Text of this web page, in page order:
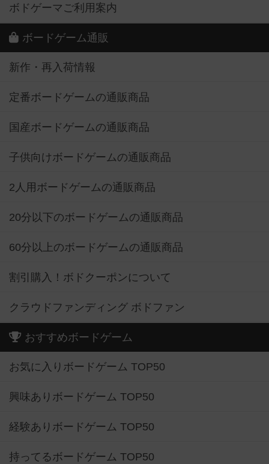
ボドゲーマご利用案内
ボードゲーム通販
新作・再入荷情報
定番ボードゲームの通販商品
国産ボードゲームの通販商品
子供向けボードゲームの通販商品
2人用ボードゲームの通販商品
20分以下のボードゲームの通販商品
60分以上のボードゲームの通販商品
割引購入！ボドクーポンについて
クラウドファンディング ボドファン
おすすめボードゲーム
お気に入りボードゲーム TOP50
興味ありボードゲーム TOP50
経験ありボードゲーム TOP50
持ってるボードゲーム TOP50